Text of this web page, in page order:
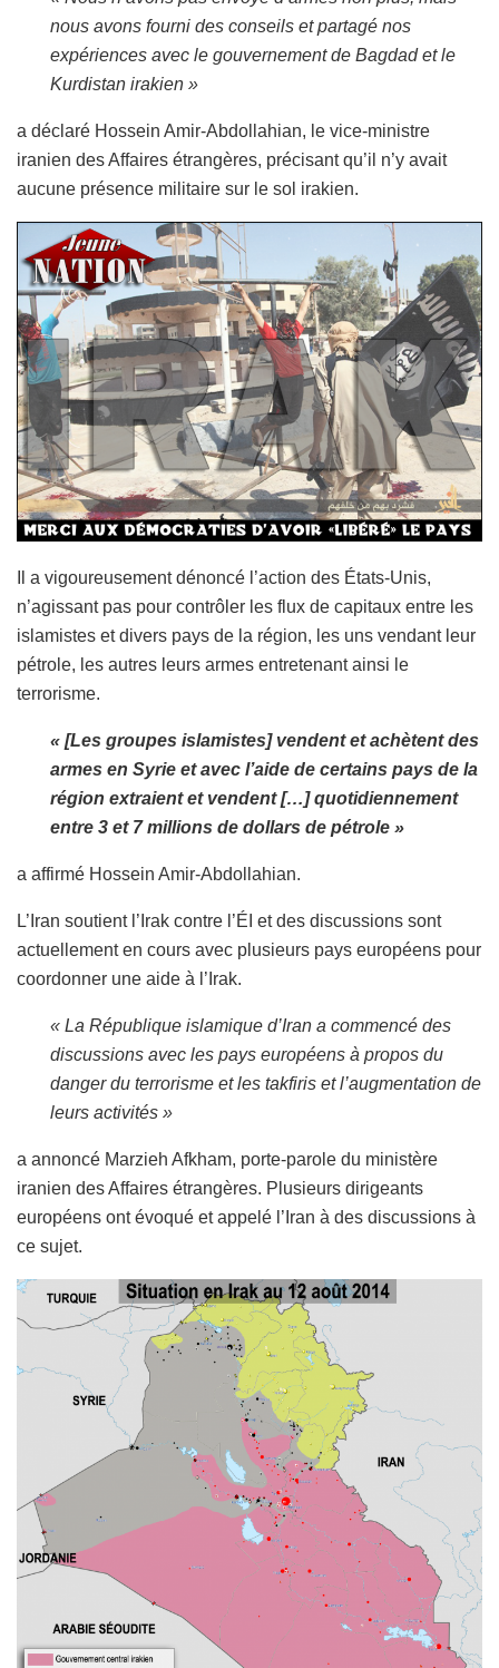
nous avons fourni des conseils et partagé nos
expériences avec le gouvernement de Bagdad et le
Kurdistan irakien »
a déclaré Hossein Amir-Abdollahian, le vice-ministre
iranien des Affaires étrangères, précisant qu’il n’y avait
aucune présence militaire sur le sol irakien.
Il a vigoureusement dénoncé l’action des États-Unis,
n’agissant pas pour contrôler les flux de capitaux entre les
islamistes et divers pays de la région, les uns vendant leur
pétrole, les autres leurs armes entretenant ainsi le
terrorisme.
« [Les groupes islamistes] vendent et achètent des
armes en Syrie et avec l’aide de certains pays de la
région extraient et vendent […] quotidiennement
entre 3 et 7 millions de dollars de pétrole »
a affirmé Hossein Amir-Abdollahian.
L’Iran soutient l’Irak contre l’ÉI et des discussions sont
actuellement en cours avec plusieurs pays européens pour
coordonner une aide à l’Irak.
« La République islamique d’Iran a commencé des
discussions avec les pays européens à propos du
danger du terrorisme et les takfiris et l’augmentation de
leurs activités »
a annoncé Marzieh Afkham, porte-parole du ministère
iranien des Affaires étrangères. Plusieurs dirigeants
européens ont évoqué et appelé l’Iran à des discussions à
ce sujet.